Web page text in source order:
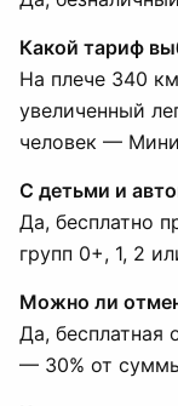
Какой тариф
На плече 340
увеличенный
человек —
С детьми и
Да, бесплатно
групп 0+, 1, 2
Можно ли
Да, бесплатная
— 30% от